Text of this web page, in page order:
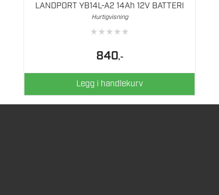
LANDPORT YB14L-A2 14Ah 12V BATTERI
Hurtigvisning
★★★★★
840,-
Legg i handlekurv